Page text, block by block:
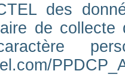
des
de